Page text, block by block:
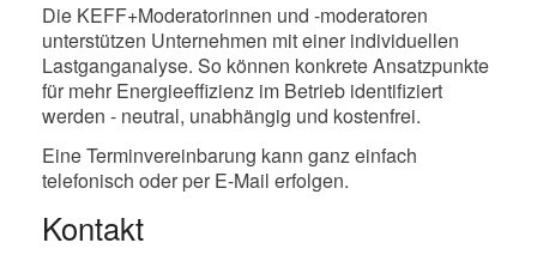
Die KEFF+Moderatorinnen und -moderatoren
unterstützen Unternehmen mit einer individuellen
Lastganganalyse. So können konkrete Ansatzpunkte
für mehr Energieeffizienz im Betrieb identifiziert
werden - neutral, unabhängig und kostenfrei.
Eine Terminvereinbarung kann ganz einfach
telefonisch oder per E-Mail erfolgen.
Kontakt